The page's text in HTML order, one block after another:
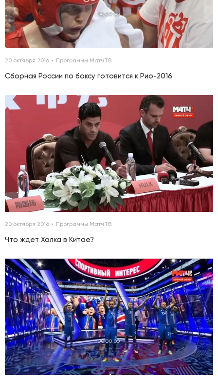
00:00:00
20 октября 2016 Программы МатчТВ
Cборная России по боксу готовится к Рио-2016
00:00:00
20 октября 2016 Программы МатчТВ
Что ждет Халка в Китае?
00:00:00